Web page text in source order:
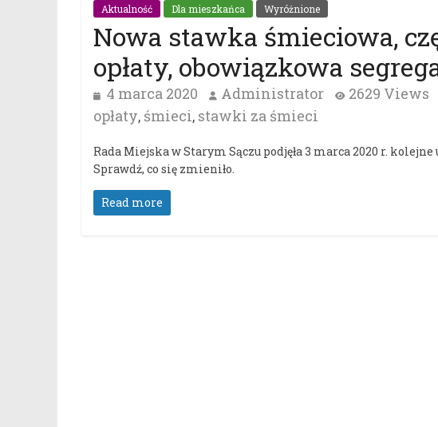
Aktualność Dla mieszkańca Wyróżnione
Nowa stawka śmieciowa,
opłaty, obowiązkowa
4 marca 2020 Administrator 2629 Views
opłaty, śmieci, stawki za śmieci
Rada Miejska w Starym Sączu podjęła 3 marca 2020 r.
Sprawdź, co się zmieniło.
Read more